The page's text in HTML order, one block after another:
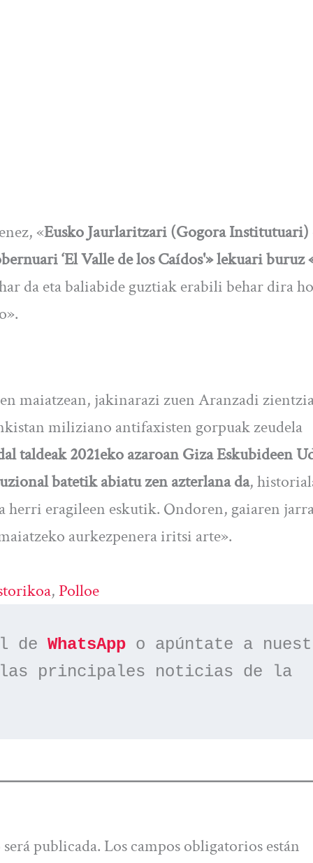
«Eusko Jaurlaritzari (Gogora Institutuari)
‘El Valle de los Caídos'» lekuari buruz
da eta baliabide guztiak erabili behar dira
maiatzean, jakinarazi zuen Aranzadi
miliziano antifaxisten gorpuak zeudela
taldeak 2021eko azaroan Giza Eskubideen
batetik abiatu zen azterlana da,
eragileen eskutik. Ondoren, gaiaren
aurkezpenera iritsi arte».
, Polloe
de WhatsApp
principales noticias de la
publicada. Los campos obligatorios están